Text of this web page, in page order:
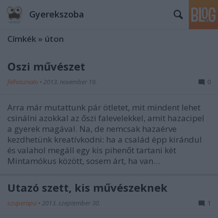
Gyerekszoba
Címkék » úton
Őszi művészet
felhasznalo • 2013. november 19. 0
Arra már mutattunk pár ötletet, mit mindent lehet
csinálni azokkal az őszi falevelekkel, amit hazacipel
a gyerek magával. Na, de nemcsak hazaérve
kezdhetünk kreatívkodni: ha a család épp kirándul
és valahol megáll egy kis pihenőt tartani két
Mintamókus között, sosem árt, ha van…
Utazó szett, kis művészeknek
szuperapu • 2013. szeptember 30. 1